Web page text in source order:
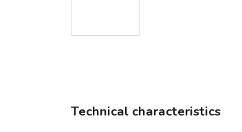
Technical characteristics